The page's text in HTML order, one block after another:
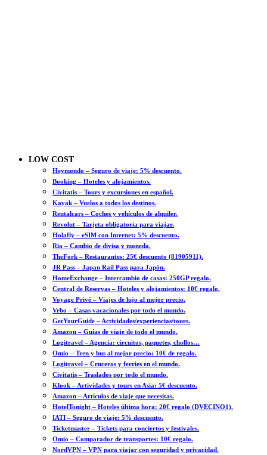
LOW COST
Heymondo – Seguro de viaje: 5% descuento.
Booking – Hoteles y alojamientos.
Civitatis – Tours y excursiones en español.
Kayak – Vuelos a todos los destinos.
Rentalcars – Coches y vehículos de alquiler.
Revolut – Tarjeta obligatoria para viajar.
Holafly – eSIM con Internet: 5% descuento.
Ria – Cambio de divisa y moneda.
TheFork – Restaurantes: 25€ descuento (81905911).
JR Pass – Japan Rail Pass para Japón.
HomeExchange – Intercambio de casas: 250GP regalo.
Central de Reservas – Hoteles y alojamientos: 10€ regalo.
Voyage Privé – Viajes de lujo al mejor precio.
Vrbo – Casas vacacionales por todo el mundo.
GetYourGuide – Actividades/experiencias/tours.
Amazon – Guías de viaje de todo el mundo.
Logitravel – Agencia: circuitos, paquetes, chollos…
Omio – Tren y bus al mejor precio: 10€ de regalo.
Logitravel – Cruceros y ferries en el mundo.
Civitatis – Traslados por todo el mundo.
Klook – Actividades y tours en Asia: 5€ descuento.
Amazon – Artículos de viaje que necesitas.
HotelTonight – Hoteles última hora: 20€ regalo (DVECINO1).
IATI – Seguro de viaje: 5% descuento.
Ticketmaster – Tickets para conciertos y festivales.
Omio – Comparador de transportes: 10€ regalo.
NordVPN – VPN para viajar con seguridad y privacidad.